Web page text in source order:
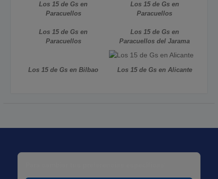
Los 15 de Gs en
Paracuellos
Los 15 de Gs en
Paracuellos
Los 15 de Gs en
Paracuellos
Los 15 de Gs en
Paracuellos del Jarama
Los 15 de Gs en Bilbao Los 15 de Gs en Alicante